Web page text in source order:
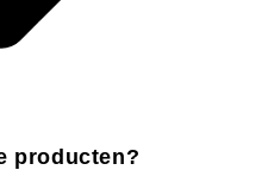
producten?